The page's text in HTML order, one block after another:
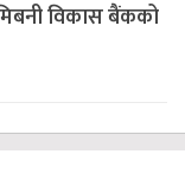
विकास बैंकको